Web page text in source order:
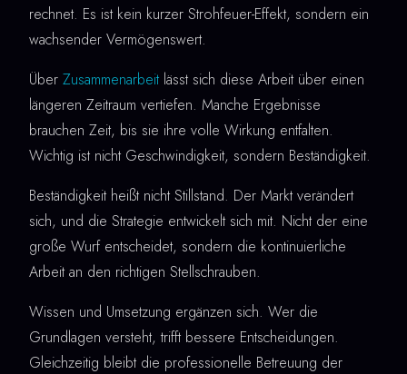
rechnet. Es ist kein kurzer Strohfeuer-Effekt, sondern ein
wachsender Vermögenswert.
Über Zusammenarbeit lässt sich diese Arbeit über einen
längeren Zeitraum vertiefen. Manche Ergebnisse
brauchen Zeit, bis sie ihre volle Wirkung entfalten.
Wichtig ist nicht Geschwindigkeit, sondern Beständigkeit.
Beständigkeit heißt nicht Stillstand. Der Markt verändert
sich, und die Strategie entwickelt sich mit. Nicht der eine
große Wurf entscheidet, sondern die kontinuierliche
Arbeit an den richtigen Stellschrauben.
Wissen und Umsetzung ergänzen sich. Wer die
Grundlagen versteht, trifft bessere Entscheidungen.
Gleichzeitig bleibt die professionelle Betreuung der